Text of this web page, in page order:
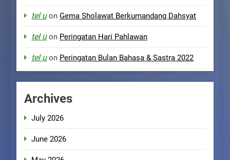
tel uon Gema Sholawat Berkumandang Dahsyat
tel uon Peringatan Hari Pahlawan
tel uon Peringatan Bulan Bahasa & Sastra 2022
Archives
July 2026
June 2026